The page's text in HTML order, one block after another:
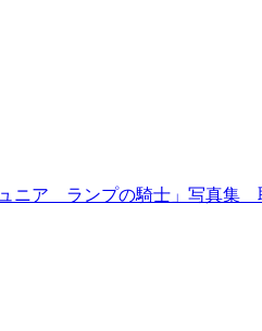
ュニア ランプの騎士」写真集